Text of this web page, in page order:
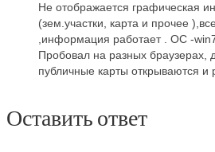
Не отображается графическая
(зем.участки, карта и прочее
,информация работает . ОС -
Пробовал на разных браузерах,
публичные карты открываются и
Оставить ответ